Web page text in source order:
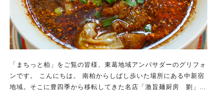
す。 わたしも実際食べてみて思ったのが、野菜ひとつひとつが
本当に美味しくて、すぐに食べ切ってしまいました！！ お料理
もびっくりするほど美味しかったのですが、 調べたらこちらの
シェフは、名店「KIHACHI」で20年修業した方なのだそう。 S
kashiwaでは、ジャンルにとらわれない「"S"料理」としてこだ
わりのお料理を振る舞われているそうです。 ▼森田農園って？
【流山】森田農園に突撃！直売所で買った珍しい野菜とは？
大切な人とS kashiwaで贅沢時間を 今回、大切なママ友さんとS
「まちっと柏」をご覧の皆様、東葛地域アンバサダーのグリフォ
ンです。 こんにちは。 南柏からしばし歩いた場所にある中新宿
地域。そこに豊四季から移転してきた名店「激旨麺厨房 劉」の